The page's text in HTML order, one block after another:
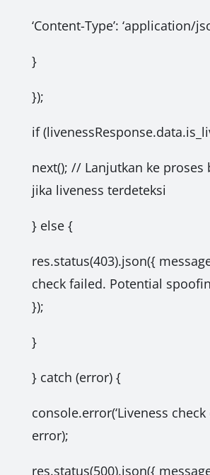
‘Content-Type’: ‘application/
}
});
if
next(); // Lanjutkan ke proses
jika liveness terdeteksi
} else {
res.status(403).json({
check failed. Potential
});
}
} catch (error) {
console.error(‘Liveness check
error);
res.status(500).json({